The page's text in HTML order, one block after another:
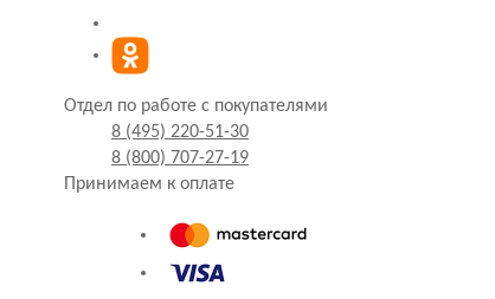
Отдел по работе с покупателями
8 (495) 220-51-30
8 (800) 707-27-19
Принимаем к оплате